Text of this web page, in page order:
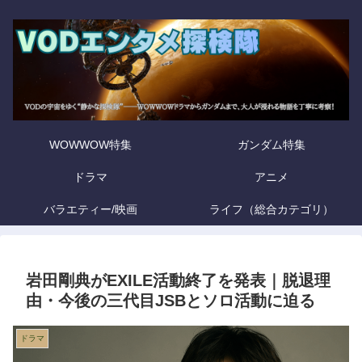
WOWWOW特集 ガンダム特集
ドラマ アニメ
バラエティー/映画 ライフ（総合カテゴリ）
岩田剛典がEXILE活動終了を発表｜脱退理
由・今後の三代目JSBとソロ活動に迫る
ドラマ